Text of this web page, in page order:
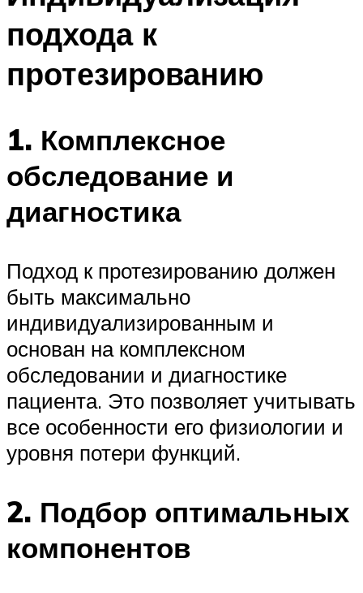
подхода к
протезированию
1. Комплексное
обследование и
диагностика
Подход к протезированию должен
быть максимально
индивидуализированным и
основан на комплексном
обследовании и диагностике
пациента. Это позволяет учитывать
все особенности его физиологии и
уровня потери функций.
2. Подбор оптимальных
компонентов